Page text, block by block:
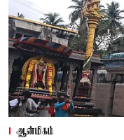
ஆன்மிகம்